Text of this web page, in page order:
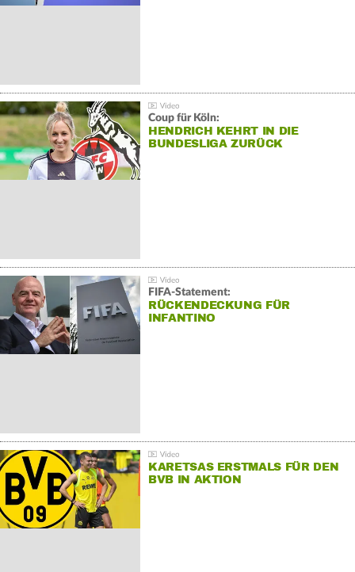
Coup für Köln:
HENDRICH KEHRT IN DIE
BUNDESLIGA ZURÜCK
FIFA-Statement:
RÜCKENDECKUNG FÜR
INFANTINO
KARETSAS ERSTMALS FÜR DEN
BVB IN AKTION